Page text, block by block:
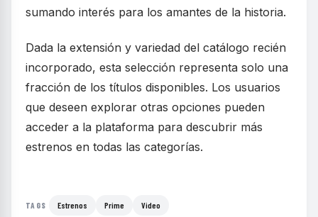
sumando interés para los amantes de la historia.
Dada la extensión y variedad del catálogo recién
incorporado, esta selección representa solo una
fracción de los títulos disponibles. Los usuarios
que deseen explorar otras opciones pueden
acceder a la plataforma para descubrir más
estrenos en todas las categorías.
TAGS Estrenos Prime Video